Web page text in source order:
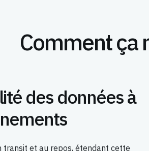
Comment ça
des données à
transit et au repos, étendant cette